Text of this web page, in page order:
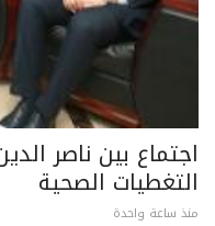
اجتماع بين ناصر
التغطيات الصحية
منذ ساعة واحدة